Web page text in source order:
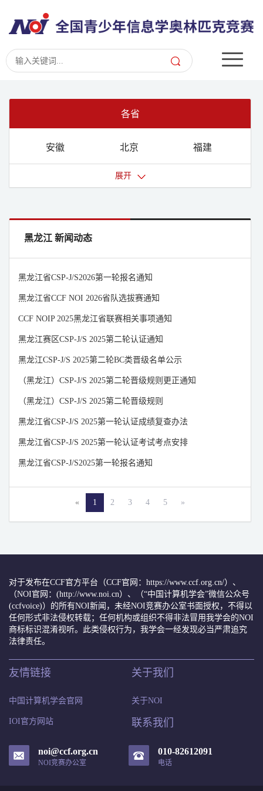
各省
安徽 北京 福建
贵州 海南 河北
湖南
山东 山西
上海 四川
新疆 浙江
宁夏 云南
香港 青海
台湾
展开
黑龙江 新闻动态
黑龙江省CSP-J/S2026第一轮报名通知
黑龙江省CCF NOI 2026省队选拔赛通知
CCF NOIP 2025黑龙江省联赛相关事项通知
黑龙江赛区CSP-J/S 2025第二轮认证通知
黑龙江CSP-J/S 2025第二轮BC类晋级名单公示
（黑龙江）CSP-J/S 2025第二轮晋级规则更正通知
（黑龙江）CSP-J/S 2025第二轮晋级规则
黑龙江省CSP-J/S 2025第一轮认证成绩复查办法
黑龙江省CSP-J/S 2025第一轮认证考试考点安排
黑龙江省CSP-J/S2025第一轮报名通知
« 1 2 3 4 5 »
对于发布在CCF官方平台（CCF官网：https://www.ccf.org.cn/）、
（NOI官网：(http://www.noi.cn）、（“中国计算机学会”微信公众号
(ccfvoice)）的所有NOI新闻，未经NOI竞赛办公室书面授权，不得以
任何形式非法侵权转载；任何机构或组织不得非法冒用我学会的NOI
商标标识混淆视听。此类侵权行为，我学会一经发现必当严肃追究
法律责任。
友情链接
中国计算机学会官网
IOI官方网站
关于我们
关于NOI
联系我们
noi@ccf.org.cn
NOI竞赛办公室
010-82612091
电话